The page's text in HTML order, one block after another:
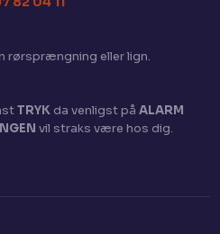
rørsprængning eller lign.
TRYKda venligst på ALARM
vil straks være hos dig.​